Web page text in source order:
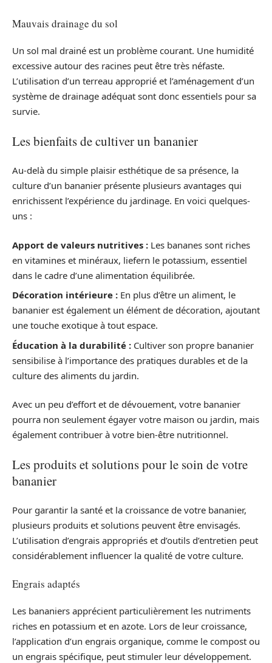
Mauvais drainage du sol
Un sol mal drainé est un problème courant. Une humidité
excessive autour des racines peut être très néfaste.
L’utilisation d’un terreau approprié et l’aménagement d’un
système de drainage adéquat sont donc essentiels pour sa
survie.
Les bienfaits de cultiver un bananier
Au-delà du simple plaisir esthétique de sa présence, la
culture d’un bananier présente plusieurs avantages qui
enrichissent l’expérience du jardinage. En voici quelques-
uns :
Apport de valeurs nutritives : Les bananes sont riches
en vitamines et minéraux, liefern le potassium, essentiel
dans le cadre d’une alimentation équilibrée.
Décoration intérieure : En plus d’être un aliment, le
bananier est également un élément de décoration, ajoutant
une touche exotique à tout espace.
Éducation à la durabilité : Cultiver son propre bananier
sensibilise à l’importance des pratiques durables et de la
culture des aliments du jardin.
Avec un peu d’effort et de dévouement, votre bananier
pourra non seulement égayer votre maison ou jardin, mais
également contribuer à votre bien-être nutritionnel.
Les produits et solutions pour le soin de votre
bananier
Pour garantir la santé et la croissance de votre bananier,
plusieurs produits et solutions peuvent être envisagés.
L’utilisation d’engrais appropriés et d’outils d’entretien peut
considérablement influencer la qualité de votre culture.
Engrais adaptés
Les bananiers apprécient particulièrement les nutriments
riches en potassium et en azote. Lors de leur croissance,
l’application d’un engrais organique, comme le compost ou
un engrais spécifique, peut stimuler leur développement.